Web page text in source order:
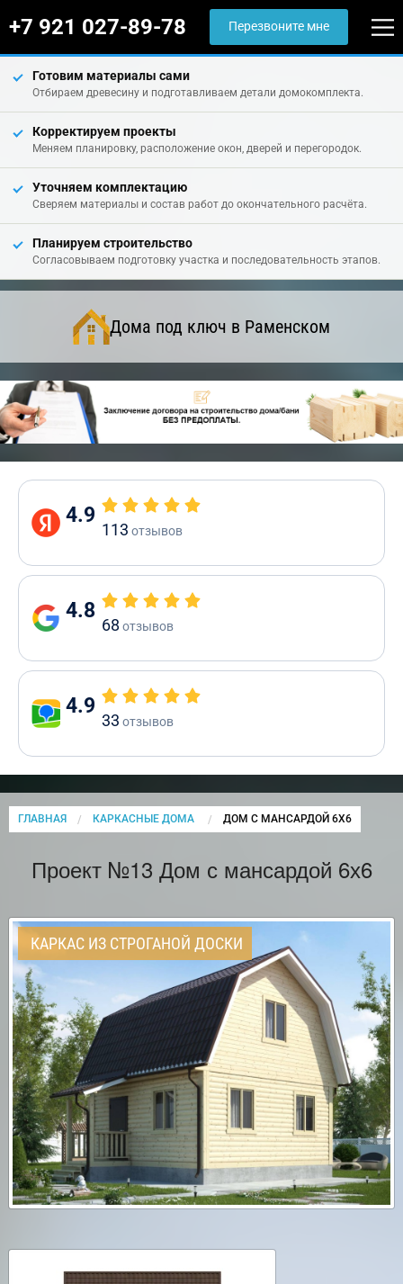
+7 921 027-89-78 Перезвоните мне
Готовим материалы сами
Отбираем древесину и подготавливаем детали домокомплекта.
Корректируем проекты
Меняем планировку, расположение окон, дверей и перегородок.
Уточняем комплектацию
Сверяем материалы и состав работ до окончательного расчёта.
Планируем строительство
Согласовываем подготовку участка и последовательность этапов.
Дома под ключ в Раменском
4.9
113 отзывов
4.8
68 отзывов
4.9
33 отзывов
ГЛАВНАЯ КАРКАСНЫЕ ДОМА CURRENT:
ДОМ С МАНСАРДОЙ 6Х6
Проект №13 Дом с мансардой 6х6
КАРКАС ИЗ СТРОГАНОЙ ДОСКИ